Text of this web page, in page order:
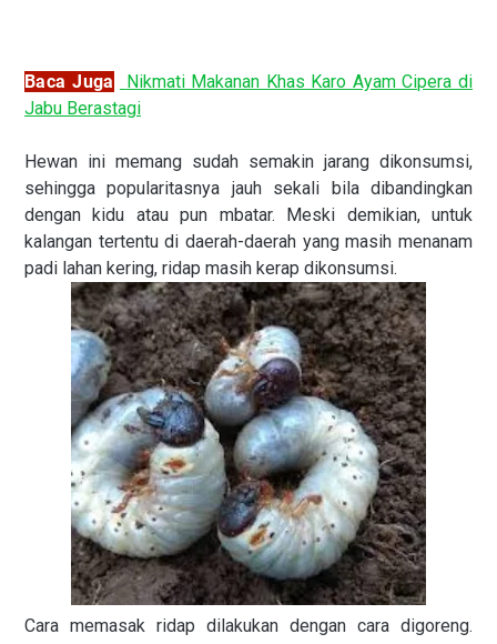
Baca Juga
Nikmati Makanan Khas Karo Ayam Cipera di
Jabu Berastagi
Hewan ini memang sudah semakin jarang dikonsumsi,
sehingga popularitasnya jauh sekali bila dibandingkan
dengan kidu atau pun mbatar. Meski demikian, untuk
kalangan tertentu di daerah-daerah yang masih menanam
padi lahan kering, ridap masih kerap dikonsumsi.
Cara memasak ridap dilakukan dengan cara digoreng.